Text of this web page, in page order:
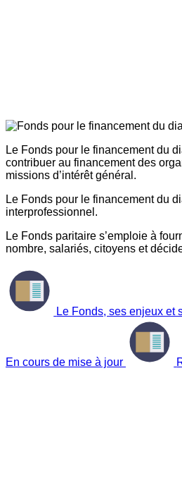
Le Fonds pour le financement du
contribuer au financement des
missions d’intérêt général.
Le Fonds pour le financement du
interprofessionnel.
Le Fonds paritaire s’emploie à
nombre, salariés, citoyens et
Le Fonds, ses enjeux et
En cours de mise à jour